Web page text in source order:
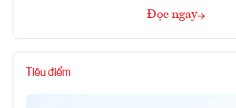
Đọc ngay
Tiêu điểm